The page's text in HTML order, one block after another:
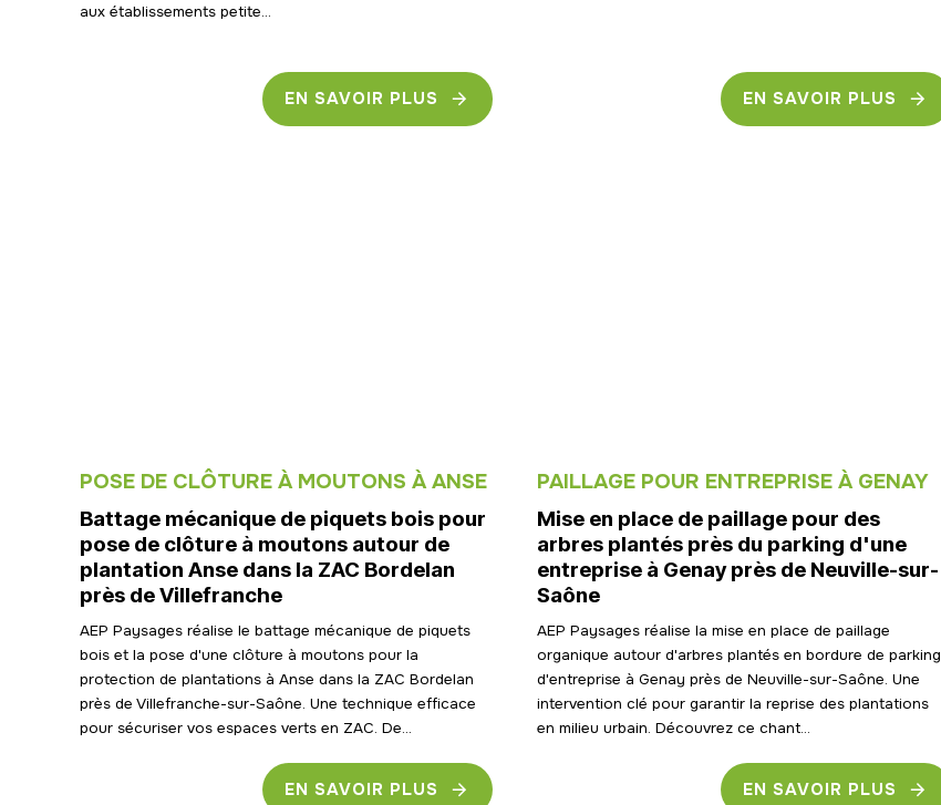
aux établissements petite...
EN SAVOIR PLUS EN SAVOIR PLUS
POSE DE CLÔTURE À MOUTONS À ANSE
Battage mécanique de piquets bois pour
pose de clôture à moutons autour de
plantation Anse dans la ZAC Bordelan
près de Villefranche
AEP Paysages réalise le battage mécanique de piquets
bois et la pose d'une clôture à moutons pour la
protection de plantations à Anse dans la ZAC Bordelan
près de Villefranche-sur-Saône. Une technique efficace
pour sécuriser vos espaces verts en ZAC. De...
EN SAVOIR PLUS
PAILLAGE POUR ENTREPRISE À GENAY
Mise en place de paillage pour des
arbres plantés près du parking d'une
entreprise à Genay près de Neuville-sur-
Saône
AEP Paysages réalise la mise en place de paillage
organique autour d'arbres plantés en bordure de parking
d'entreprise à Genay près de Neuville-sur-Saône. Une
intervention clé pour garantir la reprise des plantations
en milieu urbain. Découvrez ce chant...
EN SAVOIR PLUS